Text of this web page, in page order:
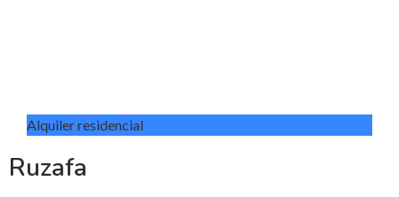
Alquiler residencial
Ruzafa